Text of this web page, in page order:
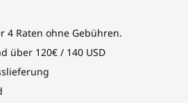
4 Raten ohne Gebühren.
über 120€ / 140 USD